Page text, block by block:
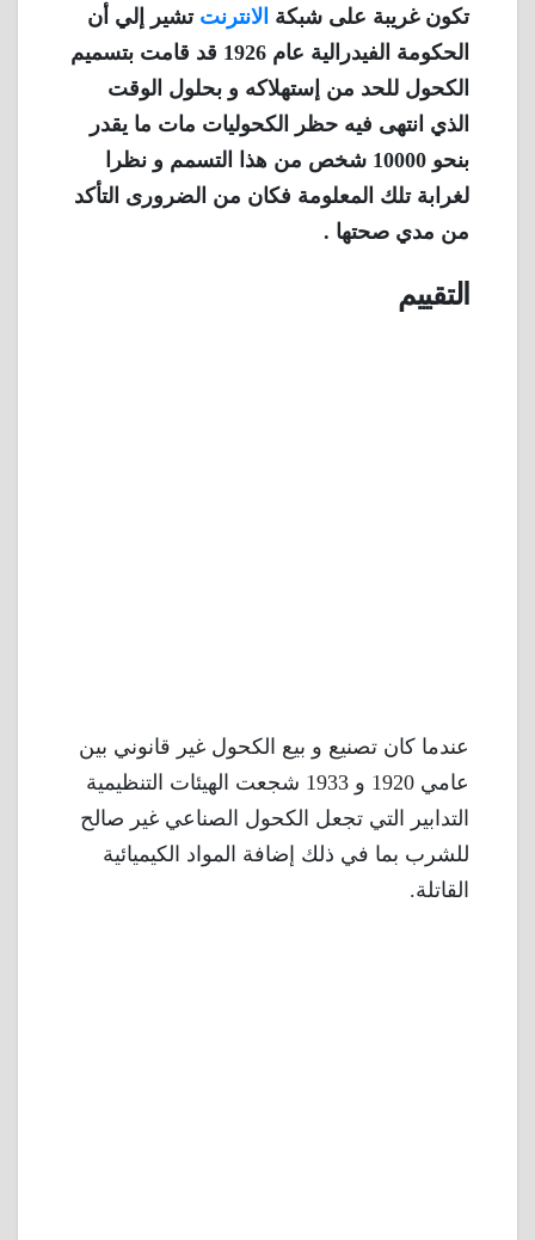
تكون غريبة على شبكة الانترنت تشير إلي أن
الحكومة الفيدرالية عام 1926 قد قامت بتسميم
الكحول للحد من إستهلاكه و بحلول الوقت
الذي انتهى فيه حظر الكحوليات مات ما يقدر
بنحو 10000 شخص من هذا التسمم و نظرا
لغرابة تلك المعلومة فكان من الضرورى التأكد
من مدي صحتها .
التقييم
عندما كان تصنيع و بيع الكحول غير قانوني بين
عامي 1920 و 1933 شجعت الهيئات التنظيمية
التدابير التي تجعل الكحول الصناعي غير صالح
للشرب بما في ذلك إضافة المواد الكيميائية
القاتلة.